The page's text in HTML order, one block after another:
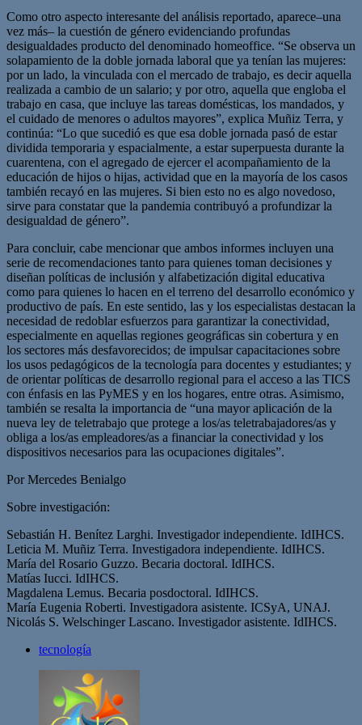
Como otro aspecto interesante del análisis reportado, aparece–una
vez más– la cuestión de género evidenciando profundas
desigualdades producto del denominado homeoffice. “Se observa un
solapamiento de la doble jornada laboral que ya tenían las mujeres:
por un lado, la vinculada con el mercado de trabajo, es decir aquella
realizada a cambio de un salario; y por otro, aquella que engloba el
trabajo en casa, que incluye las tareas domésticas, los mandados, y
el cuidado de menores o adultos mayores”, explica Muñiz Terra, y
continúa: “Lo que sucedió es que esa doble jornada pasó de estar
dividida temporaria y espacialmente, a estar superpuesta durante la
cuarentena, con el agregado de ejercer el acompañamiento de la
educación de hijos o hijas, actividad que en la mayoría de los casos
también recayó en las mujeres. Si bien esto no es algo novedoso,
sirve para constatar que la pandemia contribuyó a profundizar la
desigualdad de género”.
Para concluir, cabe mencionar que ambos informes incluyen una
serie de recomendaciones tanto para quienes toman decisiones y
diseñan políticas de inclusión y alfabetización digital educativa
como para quienes lo hacen en el terreno del desarrollo económico y
productivo de país. En este sentido, las y los especialistas destacan la
necesidad de redoblar esfuerzos para garantizar la conectividad,
especialmente en aquellas regiones geográficas sin cobertura y en
los sectores más desfavorecidos; de impulsar capacitaciones sobre
los usos pedagógicos de la tecnología para docentes y estudiantes; y
de orientar políticas de desarrollo regional para el acceso a las TICS
con énfasis en las PyMES y en los hogares, entre otras. Asimismo,
también se resalta la importancia de “una mayor aplicación de la
nueva ley de teletrabajo que protege a los/as teletrabajadores/as y
obliga a los/as empleadores/as a financiar la conectividad y los
dispositivos necesarios para las ocupaciones digitales”.
Por Mercedes Benialgo
Sobre investigación:
Sebastián H. Benítez Larghi. Investigador independiente. IdIHCS.
Leticia M. Muñiz Terra. Investigadora independiente. IdIHCS.
María del Rosario Guzzo. Becaria doctoral. IdIHCS.
Matías Iucci. IdIHCS.
Magdalena Lemus. Becaria posdoctoral. IdIHCS.
María Eugenia Roberti. Investigadora asistente. ICSyA, UNAJ.
Nicolás S. Welschinger Lascano. Investigador asistente. IdIHCS.
tecnología